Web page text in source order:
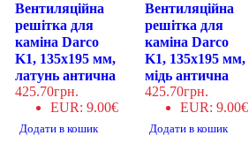
Вентиляційна
решітка для
каміна Darco
K1, 135х195 мм,
латунь антична
425.70грн.
EUR: 9.00€
Додати в кошик
Вентиляційна
решітка для
каміна Darco
K1, 135х195 мм,
мідь антична
425.70грн.
EUR:9.00€
Додати в кошик